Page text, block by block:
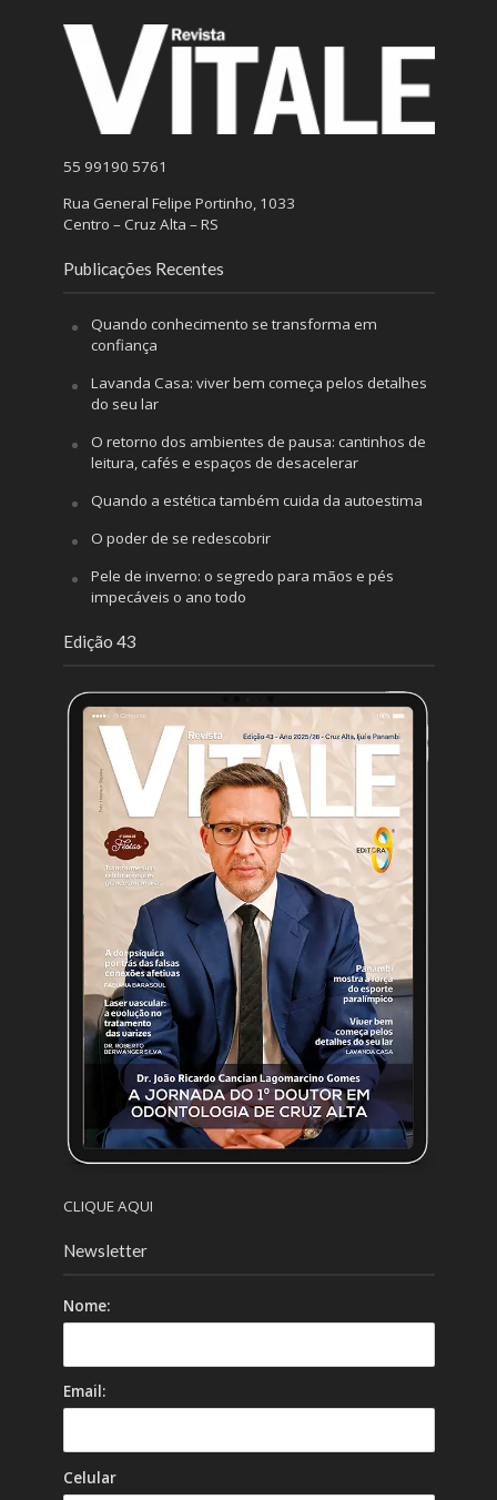
55 99190 5761
Rua General Felipe Portinho, 1033
Centro – Cruz Alta – RS
Publicações Recentes
Quando conhecimento se transforma em
confiança
Lavanda Casa: viver bem começa pelos detalhes
do seu lar
O retorno dos ambientes de pausa: cantinhos de
leitura, cafés e espaços de desacelerar
Quando a estética também cuida da autoestima
O poder de se redescobrir
Pele de inverno: o segredo para mãos e pés
impecáveis o ano todo
Edição 43
CLIQUE AQUI
Newsletter
Nome:
Email:
Celular